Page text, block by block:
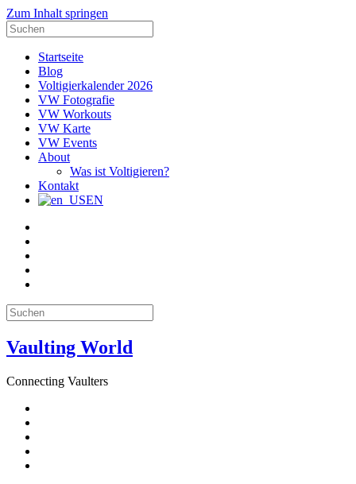
Zum Inhalt springen
Suche
nach:
Startseite
Blog
Voltigierkalender 2026
VW Fotografie
VW Workouts
VW Karte
VW Events
About
Was ist Voltigieren?
Kontakt
EN
Suche
nach:
Vaulting World
Connecting Vaulters